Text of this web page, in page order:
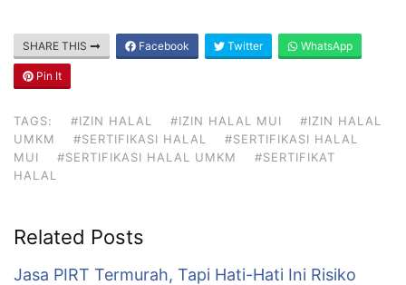
SHARE THIS Facebook Twitter WhatsApp
Pin It
TAGS: #IZIN HALAL #IZIN HALAL MUI
#IZIN HALAL
UMKM
#SERTIFIKASI HALAL
#SERTIFIKASI HALAL
MUI
#SERTIFIKASI HALAL UMKM
#SERTIFIKAT
HALAL
Related Posts
Jasa PIRT Termurah, Tapi Hati-Hati Ini Risiko